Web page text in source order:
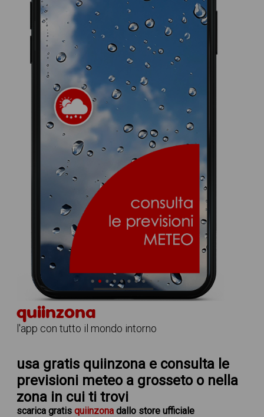
quiinzona
l'app con tutto il mondo intorno
usa gratis quiinzona e consulta le
previsioni meteo a grossetoo nella
zona in cui ti trovi
scarica gratis quiinzonadallo store ufficiale